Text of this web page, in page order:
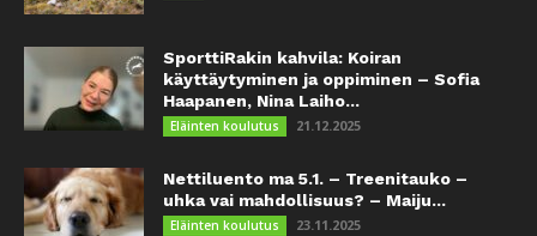
SporttiRakin kahvila: Koiran
käyttäytyminen ja oppiminen – Sofia
Haapanen, Nina Laiho...
Eläinten koulutus 21.12.2025
Nettiluento ma 5.1. – Treenitauko –
uhka vai mahdollisuus? – Maiju...
Eläinten koulutus 23.11.2025